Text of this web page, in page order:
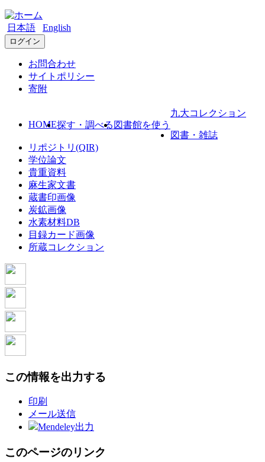
日本語 English
ログイン
お問合わせ
サイトポリシー
寄附
HOME探す・調べる 図書館を使う
九大コレクション
図書・雑誌
リポジトリ(QIR)
学位論文
貴重資料
麻生家文書
蔵書印画像
炭鉱画像
水素材料DB
目録カード画像
所蔵コレクション
この情報を出力する
印刷
メール送信
Mendeley出力
このページのリンク